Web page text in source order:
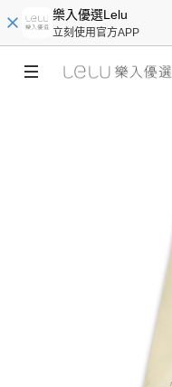
樂入優選Lelu
立刻使用官方APP